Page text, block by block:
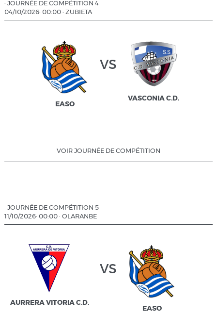
· JOURNÉE DE COMPÉTITION 4
04/10/2026· 00:00 · ZUBIETA
EASO
vs
VASCONIA C.D.
VOIR JOURNÉE DE COMPÉTITION
· JOURNÉE DE COMPÉTITION 5
11/10/2026· 00:00 · OLARANBE
AURRERA VITORIA C.D.
vs
EASO